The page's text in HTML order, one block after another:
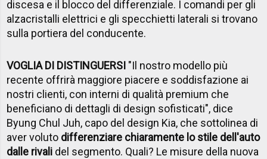
discesa e il blocco del differenziale. I comandi per gli
alzacristalli elettrici e gli specchietti laterali si trovano
sulla portiera del conducente.
VOGLIA DI DISTINGUERSI "Il nostro modello più
recente offrirà maggiore piacere e soddisfazione ai
nostri clienti, con interni di qualità premium che
beneficiano di dettagli di design sofisticati", dice
Byung Chul Juh, capo del design Kia, che sottolinea di
aver voluto differenziare chiaramente lo stile dell'auto
dalle rivali del segmento. Quali? Le misure della nuova